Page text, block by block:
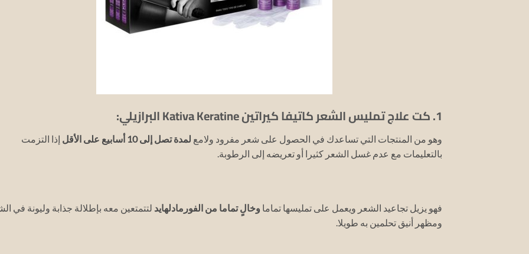
1. كت علاج تمليس الشعر كاتيفا كيراتين Kativa Keratine البرازيلي:
وهو من المنتجات التي تساعدك في الحصول على شعر مفرود ولامع لمدة تصل إلى 10 أسابيع على الأقل
إذا التزمت
بالتعليمات مع عدم غسل الشعر كثيرا أو تعريضه إلى الرطوبة.
فهو يزيل تجاعيد الشعر ويعمل على تمليسها تماما وخالٍ تماما من الفورمادلهايد لتتمتعين معه بإطلالة جذابة وليونة في
ومظهر أنيق تحلمين به طويلا.